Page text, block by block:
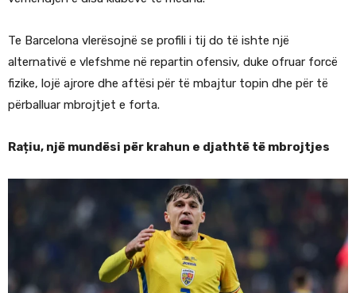
Te Barcelona vlerësojnë se profili i tij do të ishte një
alternativë e vlefshme në repartin ofensiv, duke ofruar forcë
fizike, lojë ajrore dhe aftësi për të mbajtur topin dhe për të
përballuar mbrojtjet e forta.
Rațiu, një mundësi për krahun e djathtë të mbrojtjes